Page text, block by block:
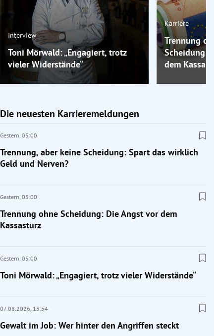
Interview
Toni Mörwald: „Engagiert, trotz
vieler Widerstände“
Karriere
Trennung ohne
Scheidung:
dem
Die neuesten Karrieremeldungen
Gestern, 05:00
Trennung, aber keine Scheidung: Spart das wirklich
Geld und Nerven?
Gestern, 05:00
Trennung ohne Scheidung: Die Angst vor dem
Kassasturz
Gestern, 05:00
Toni Mörwald: „Engagiert, trotz vieler Widerstände“
07.08.2026, 13:54
Gewalt im Job: Wer hinter den Angriffen steckt